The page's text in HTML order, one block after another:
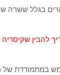
בגלל ששרה
להבין שקיסריה
במתמודדת של